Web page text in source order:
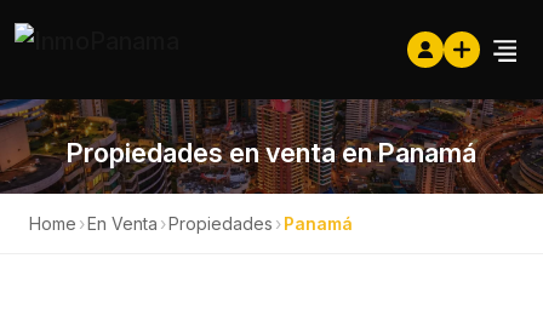
Propiedades en venta en Panamá
Home ›En Venta ›Propiedades ›Panamá